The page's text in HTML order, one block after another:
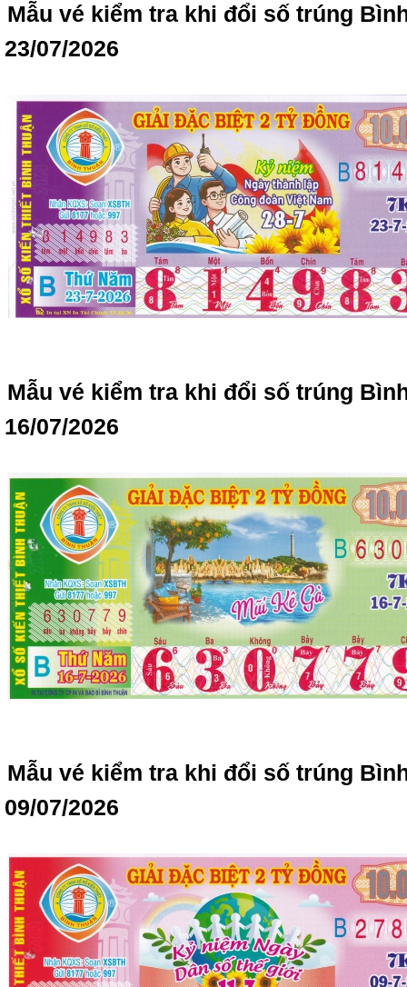
Mẫu vé kiểm tra khi đổi số trúng
23/07/2026
Mẫu vé kiểm tra khi đổi số trúng
16/07/2026
Mẫu vé kiểm tra khi đổi số trúng
09/07/2026